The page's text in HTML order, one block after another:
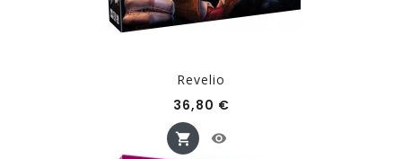
Revelio
36,80 €Prix